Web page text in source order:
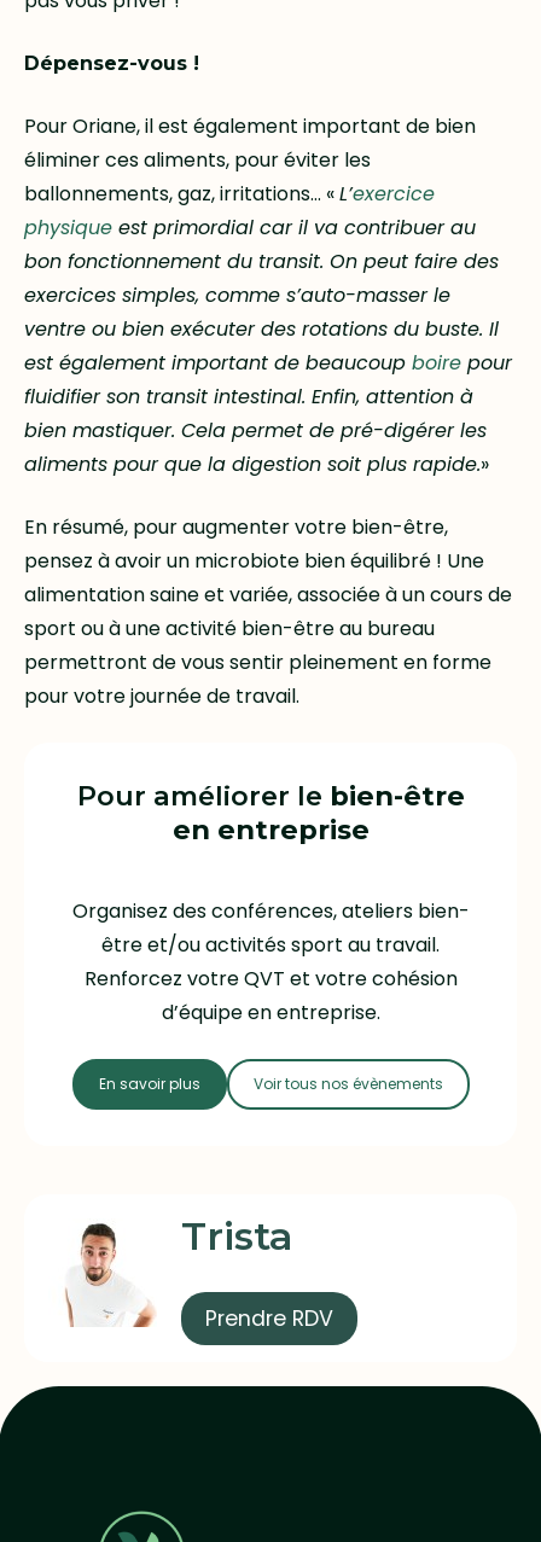
Dépensez-vous !
Pour Oriane, il est également important de bien
éliminer ces aliments, pour éviter les
ballonnements, gaz, irritations… «L’exercice
physique est primordial car il va contribuer au
bon fonctionnement du transit. On peut faire des
exercices simples, comme s’auto-masser le
ventre ou bien exécuter des rotations du buste. Il
est également important de beaucoup boire pour
fluidifier son transit intestinal. Enfin, attention à
bien mastiquer. Cela permet de pré-digérer les
aliments pour que la digestion soit plus rapide.»
En résumé, pour augmenter votre bien-être,
pensez à avoir un microbiote bien équilibré ! Une
alimentation saine et variée, associée à un cours de
sport ou à une activité bien-être au bureau
permettront de vous sentir pleinement en forme
pour votre journée de travail.
Pour améliorer le bien-être
en entreprise
Organisez des conférences, ateliers bien-
être et/ou activités sport au travail.
Renforcez votre QVT et votre cohésion
d’équipe en entreprise.
En savoir plus Voir tous nos évènements
Trista
Prendre RDV